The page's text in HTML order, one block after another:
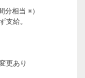
分相当 ※）
支給。
更あり